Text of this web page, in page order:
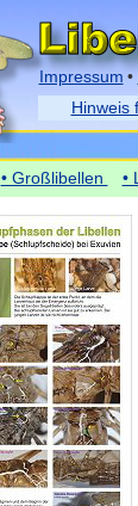
Impressum •
Hinweis
• Großlibellen •